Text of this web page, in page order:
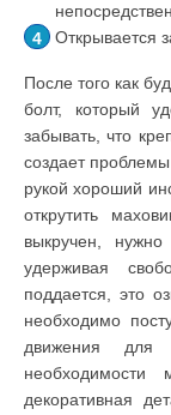
Открывается
После того как
болт, который
забывать, что
создает
рукой хороший
открутить
выкручен,
удерживая
поддается, это
необходимо
движения
необходимости
декоративная